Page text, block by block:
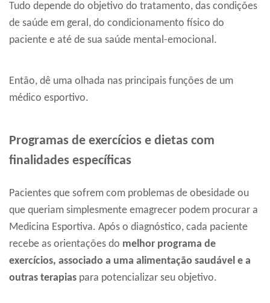
Tudo depende do objetivo do tratamento, das condições
de saúde em geral, do condicionamento físico do
paciente e até de sua saúde mental-emocional.
Então, dê uma olhada nas principais funções de um
médico esportivo.
Programas de exercícios e dietas com
finalidades específicas
Pacientes que sofrem com problemas de obesidade ou
que queriam simplesmente emagrecer podem procurar a
Medicina Esportiva. Após o diagnóstico, cada paciente
recebe as orientações do melhor programa de
exercícios, associado a uma alimentação saudável e a
outras terapias para potencializar seu objetivo.